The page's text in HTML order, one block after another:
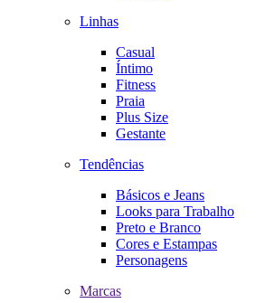
Linhas
Casual
Íntimo
Fitness
Praia
Plus Size
Gestante
Tendências
Básicos e Jeans
Looks para Trabalho
Preto e Branco
Cores e Estampas
Personagens
Marcas